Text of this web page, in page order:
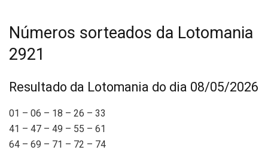
Números sorteados da Lotomania
2921
Resultado da Lotomania do dia 08/05/2026
01 – 06 – 18 – 26 – 33
41 – 47 – 49 – 55 – 61
64 – 69 – 71 – 72 – 74